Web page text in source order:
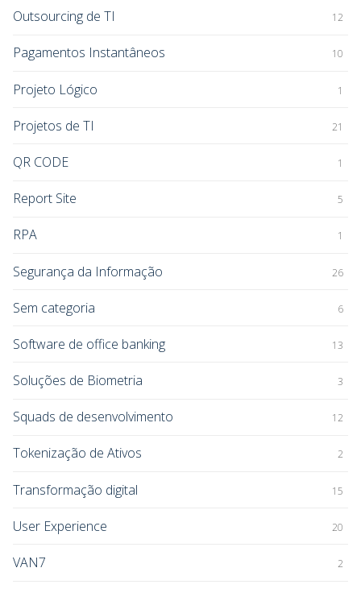
Outsourcing de TI 12
Pagamentos Instantâneos 10
Projeto Lógico 1
Projetos de TI 21
QR CODE 1
Report Site 5
RPA 1
Segurança da Informação 26
Sem categoria 6
Software de office banking 13
Soluções de Biometria 3
Squads de desenvolvimento 12
Tokenização de Ativos 2
Transformação digital 15
User Experience 20
VAN7 2